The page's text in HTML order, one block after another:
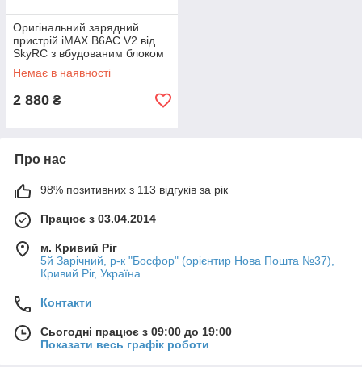
Оригінальний зарядний
пристрій iMAX B6AC V2 від
SkyRC з вбудованим блоком
живлення
Немає в наявності
2 880 ₴
Про нас
98% позитивних з 113 відгуків за рік
Працює з 03.04.2014
м. Кривий Ріг
5й Зарічний, р-к "Босфор" (орієнтир Нова Пошта №37),
Кривий Ріг, Україна
Контакти
Сьогодні працює з 09:00 до 19:00
Показати весь графік роботи